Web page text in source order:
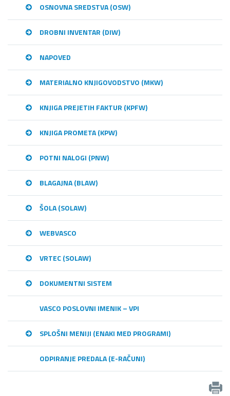
OSNOVNA SREDSTVA (OSW)
DROBNI INVENTAR (DIW)
NAPOVED
MATERIALNO KNJIGOVODSTVO (MKW)
KNJIGA PREJETIH FAKTUR (KPFW)
KNJIGA PROMETA (KPW)
POTNI NALOGI (PNW)
BLAGAJNA (BLAW)
ŠOLA (SOLAW)
WEBVASCO
VRTEC (SOLAW)
DOKUMENTNI SISTEM
VASCO POSLOVNI IMENIK – VPI
SPLOŠNI MENIJI (ENAKI MED PROGRAMI)
ODPIRANJE PREDALA (E-RAČUNI)